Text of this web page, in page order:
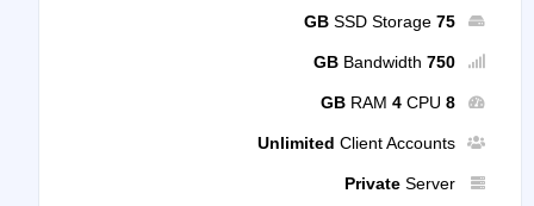
75 GB
SSD Storage
750 GB
Bandwidth
8 GB
RAM 4 CPU
Unlimited Client Accounts
Private Server